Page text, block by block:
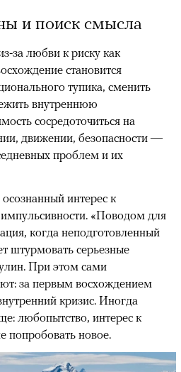
и поиск смысла
за любви к риску как
становится
тупика, сменить
внутреннюю
сосредоточиться на
движении, безопасности —
проблем и их
интерес к
«Поводом для
когда неподготовленный
штурмовать серьезные
При этом сами
за первым восхождением
кризис. Иногда
любопытство, интерес к
новое.